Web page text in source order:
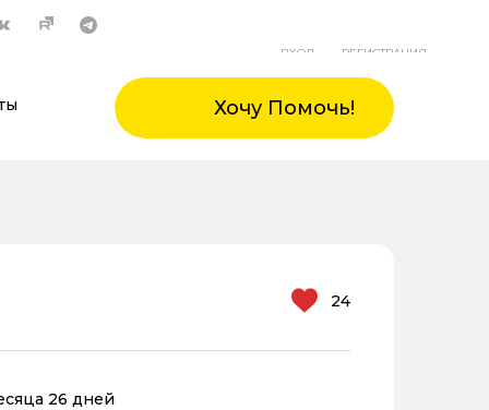
ВХОД РЕГИСТРАЦИЯ
Хочу Помочь!
24
26 дней